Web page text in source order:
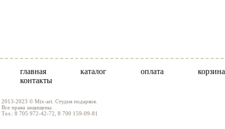
главная каталог оплата
корзина
контакты
2013-2023 © Mix-art. Студия подарков.
Все права защищены.
Тел.: 8 705 972-42-72, 8 700 159-09-81